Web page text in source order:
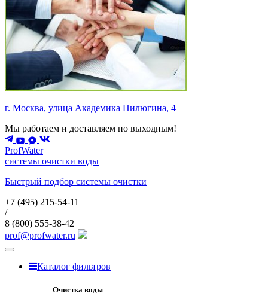
г. Москва, улица Академика Пилюгина, 4
Мы работаем и доставляем по выходным!
ProfWater
системы очистки воды
Быстрый подбор системы очистки
+7 (495) 215-54-11
/
8 (800) 555-38-42
prof@profwater.ru
Меню
Каталог фильтров
Очистка воды